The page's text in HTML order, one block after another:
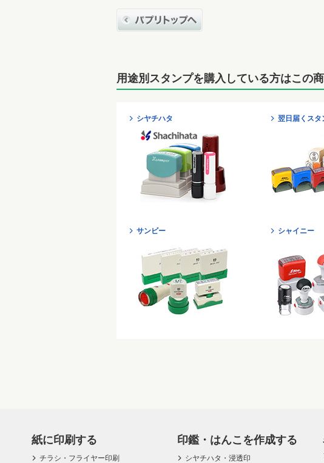
用途別スタンプを購入している方はこの
シヤチハタ 翌日届くスタ
サンビー シャイニー
紙に印刷する
チラシ・フライヤー印刷
印鑑・はんこを作成する
シヤチハタ・浸透印